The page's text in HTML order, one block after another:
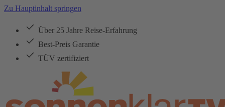
Zu Hauptinhalt springen
Über 25 Jahre Reise-Erfahrung
Best-Preis Garantie
TÜV zertifiziert